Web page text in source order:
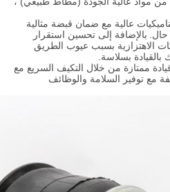
عالية مع ضمان قبضة مثالية
حال. بالإضافة إلى تحسين استقرار
الاهتزازية بسبب عيوب الطريق
بسلاسة.
ممتازة من خلال التكيف السريع مع
مع توفير السلامة والوظائف